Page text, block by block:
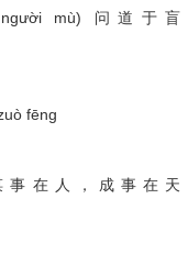
mù) 问道于盲
fēng
事 在 人 ， 成 事 在 天